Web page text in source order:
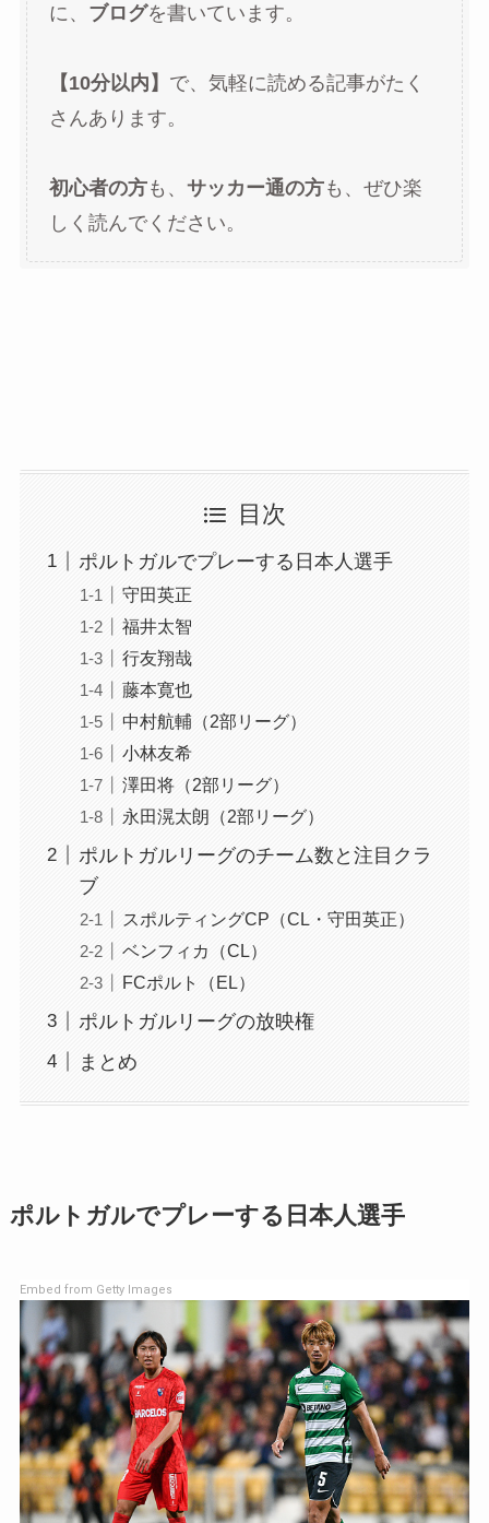
に、 ブログを書いています。
【10分以内】 で、気軽に読める記事がたく
さんあります。
初心者の方も、 サッカー通の方も、ぜひ楽
しく読んでください。
目次
ポルトガルでプレーする日本人選手
守田英正
福井太智
行友翔哉
藤本寛也
中村航輔（2部リーグ）
小林友希
澤田将（2部リーグ）
永田滉太朗（2部リーグ）
ポルトガルリーグのチーム数と注目クラ
ブ
スポルティングCP（CL・守田英正）
ベンフィカ（CL）
FCポルト（EL）
ポルトガルリーグの放映権
まとめ
ポルトガルでプレーする日本人選手
Embed from Getty Images